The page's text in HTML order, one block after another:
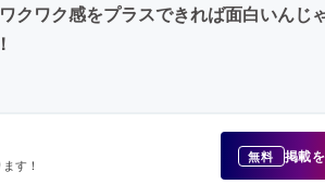
ワク感をプラスできれば面白いんじ
す！ 無料 掲載